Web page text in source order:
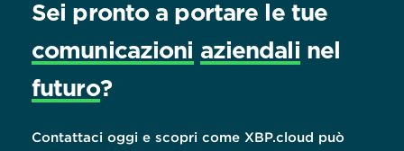
Sei pronto a portare le tue
comunicazioni aziendali nel
futuro?
Contattaci oggi e scopri come XBP.cloud può